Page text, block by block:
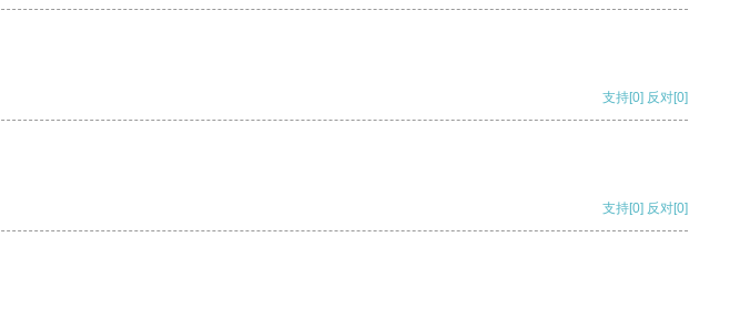
支持[0] 反对[0]
支持[0] 反对[0]